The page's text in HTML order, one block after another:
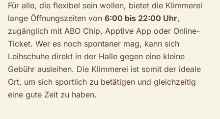
Für alle, die flexibel sein wollen, bietet die Klimmerei
lange Öffnungszeiten von 6:00 bis 22:00 Uhr,
zugänglich mit ABO Chip, Apptive App oder Online-
Ticket. Wer es noch spontaner mag, kann sich
Leihschuhe direkt in der Halle gegen eine kleine
Gebühr ausleihen. Die Klimmerei ist somit der ideale
Ort, um sich sportlich zu betätigen und gleichzeitig
eine gute Zeit zu haben.